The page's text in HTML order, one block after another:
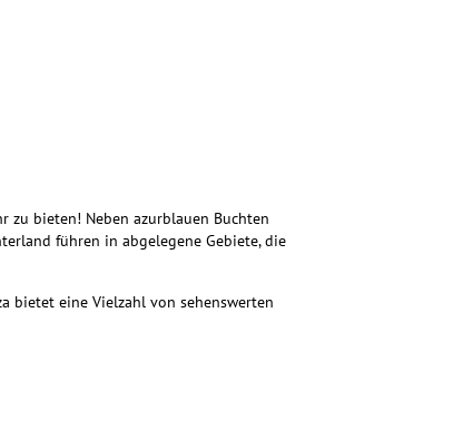
zu bieten! Neben azurblauen Buchten
führen in abgelegene Gebiete, die
bietet eine Vielzahl von sehenswerten